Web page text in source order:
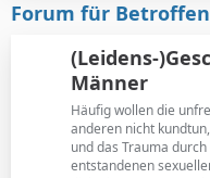
t
ä
g
e
e
e
i
t
r
ä
g
Forum für
(Leidens-
Männer
Häufig wollen die
anderen nicht
und das Trauma
entstandenen